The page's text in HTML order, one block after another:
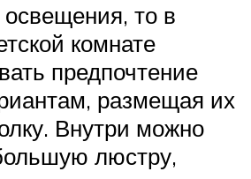
освещения, то в
комнате
предпочтение
размещая их
Внутри можно
люстру,